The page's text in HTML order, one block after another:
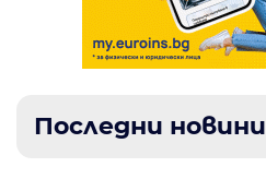
Последни новини